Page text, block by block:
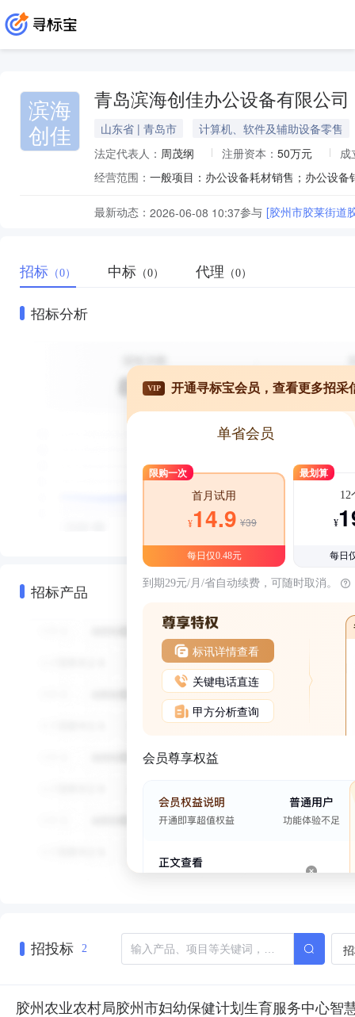
滨海
创佳
青岛滨海创佳办公设备有限公司
山东省 | 青岛市
计算机、软件及辅助设备零售
法定代表人： 周茂纲 注册资本： 50万元
成
经营范围：
最新动态： 2026-06-08 10:37参与 [胶州市胶莱街道
招标 （0） 中标 （0） 代理 （0）
招标分析
招标产品
VIP 开通寻标宝会员，查看更多招采
单省会员
限购一次
首月试用
¥14.9 ¥39
每日仅0.48元
最划算
12
¥
每日
到期29元/月/省自动续费，可随时取消。
标讯详情查看
关键电话直连
甲方分析查询
会员尊享权益
招投标 2
胶州农业农村局胶州市妇幼保健计划生育服务中心智